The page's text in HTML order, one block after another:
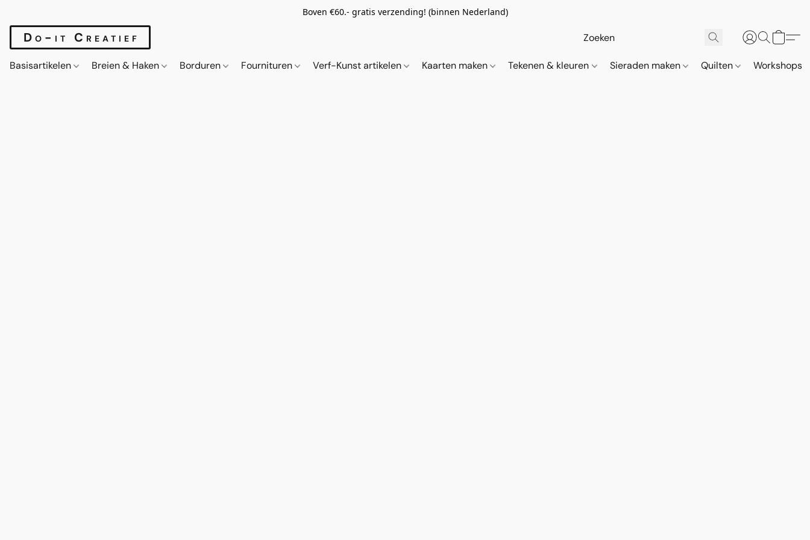
Boven €60.- gratis verzending! (binnen Nederland)
Do-it Creatief
Basisartikelen Breien & Haken Borduren Fournituren Verf-Kunst artikelen Kaarten maken Tekenen & kleuren Sieraden maken Quilten Workshops